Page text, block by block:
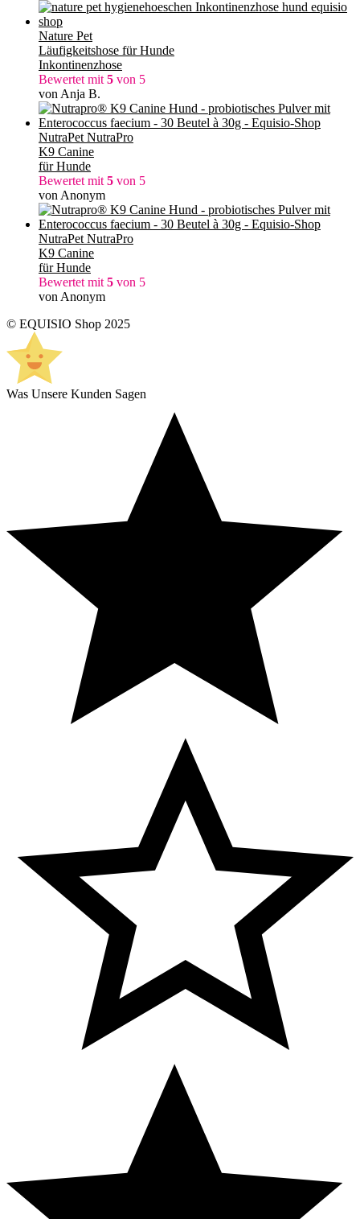
Nature Pet
Läufigkeitshose für Hunde
Inkontinenzhose
Bewertet mit 5 von 5
von Anja B.
NutraPet NutraPro
K9 Canine
für Hunde
Bewertet mit 5 von 5
von Anonym
NutraPet NutraPro
K9 Canine
für Hunde
Bewertet mit 5 von 5
von Anonym
© EQUISIO Shop 2025
Was Unsere Kunden Sagen